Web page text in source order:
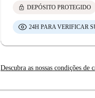
lock DEPÓSITO PROTEGIDO
24H PARA VERIFICAR
Descubra as nossas condições de